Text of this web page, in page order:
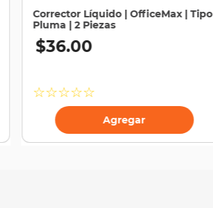
Corrector Líquido | OfficeMax | Tipo
Pluma | 2 Piezas
$36.00
☆☆☆☆☆
Agregar